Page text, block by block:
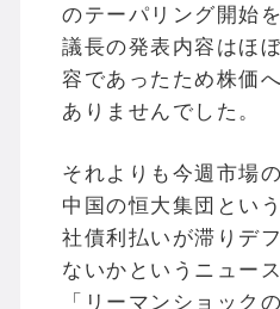
のテーパリング開始
議長の発表内容はほ
容であったため株価
ありませんでした。
それよりも今週市場
中国の恒大集団とい
社債利払いが滞りデ
ないかというニュー
「リーマンショック